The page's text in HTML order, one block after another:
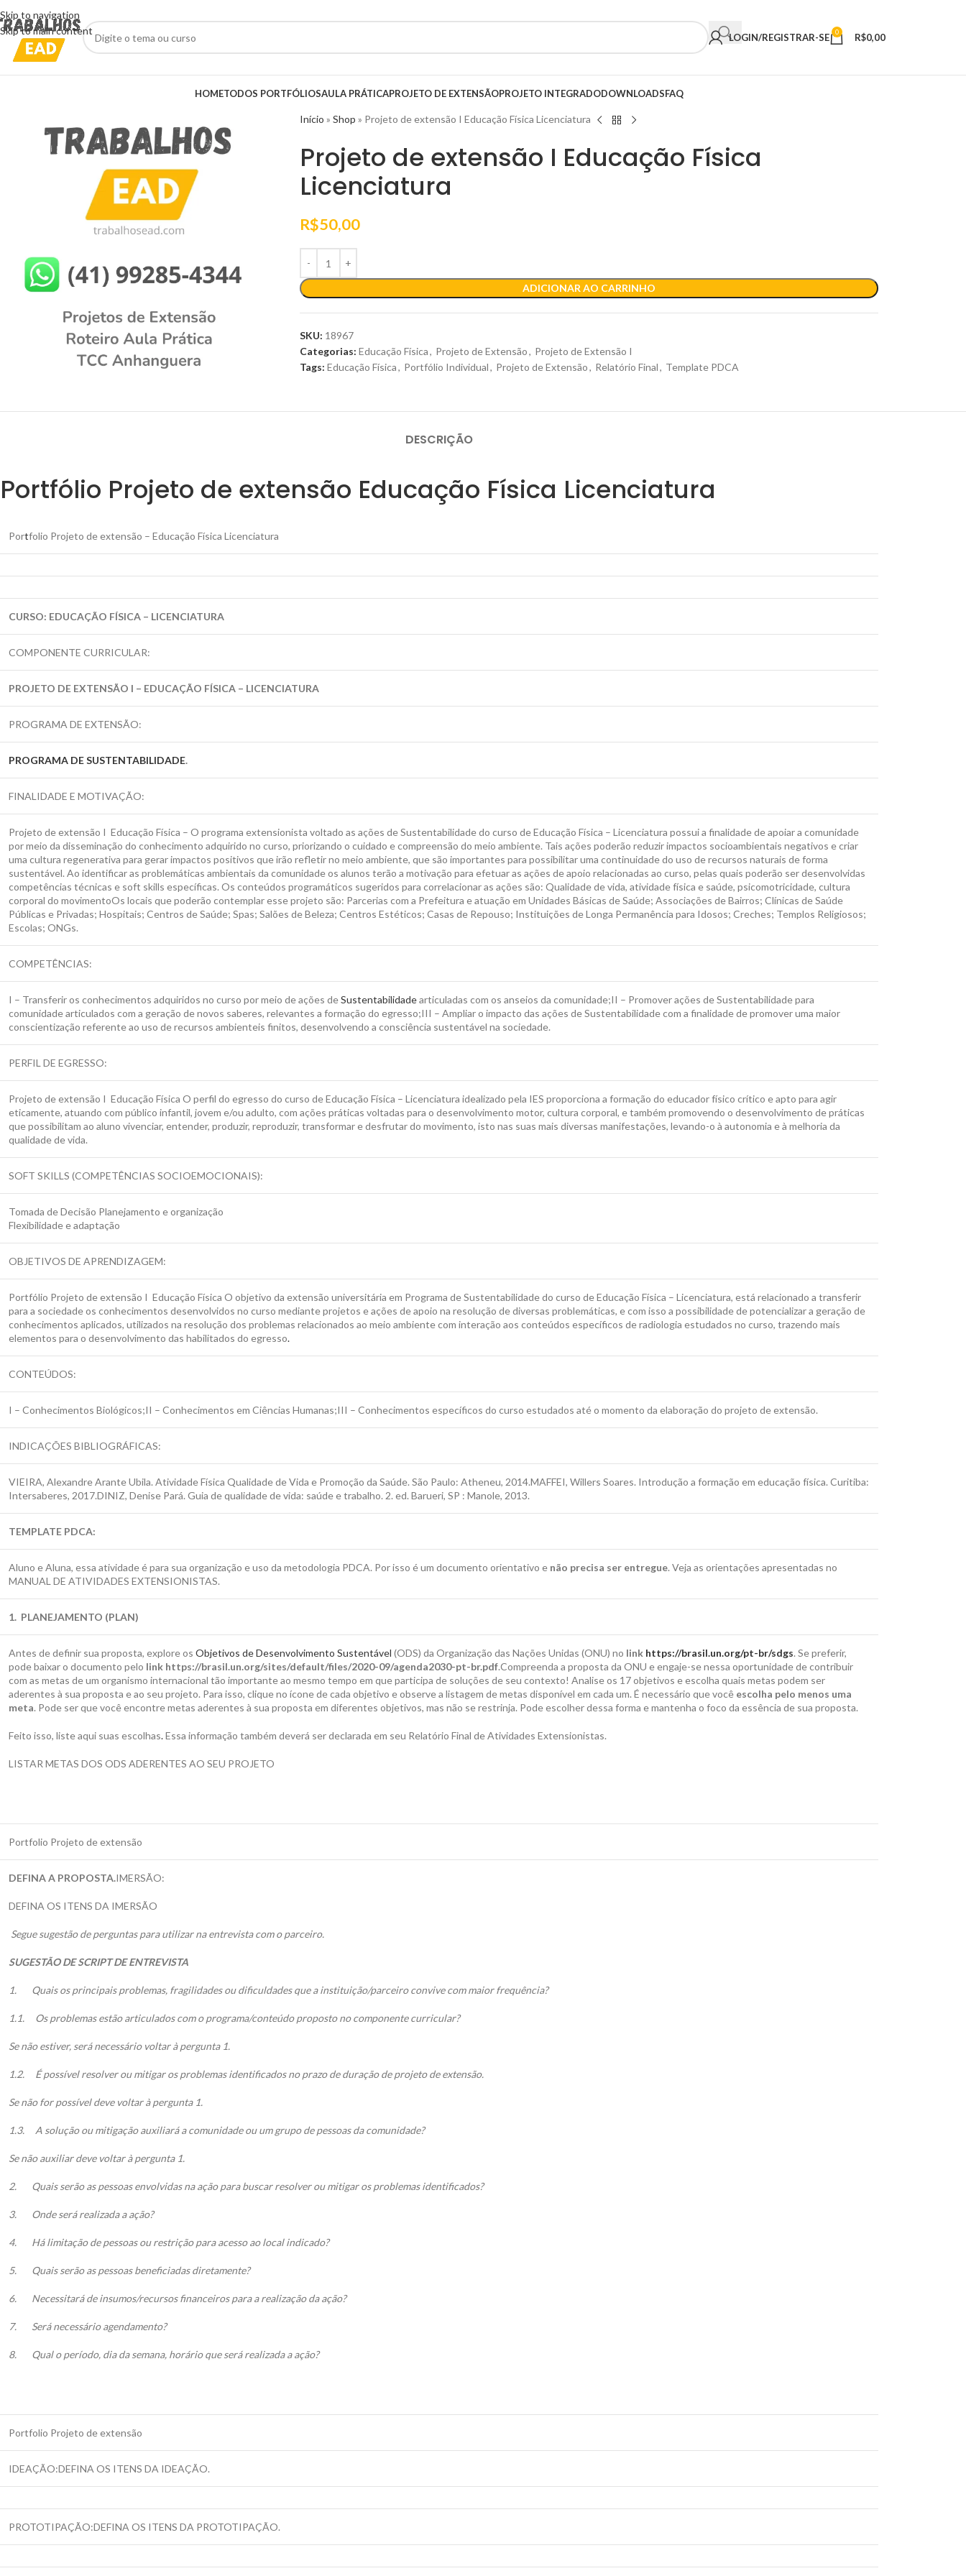
Skip to navigation
Skip to main content
LOGIN/REGISTRAR-SE 0 R$0,00
HOMETODOS PORTFÓLIOSAULA PRÁTICAPROJETO DE EXTENSÃOPROJETO INTEGRADODOWNLOADSFAQ
Início »Shop » Projeto de extensão I Educação Física Licenciatura
Projeto de extensão I Educação Física
Licenciatura
R$50,00
ADICIONAR AO CARRINHO
SKU: 18967
Categorias: Educação Física, Projeto de Extensão, Projeto de Extensão I
Tags: Educação Física, Portfólio Individual, Projeto de Extensão, Relatório Final, Template PDCA
DESCRIÇÃO
Portfólio Projeto de extensão Educação Física Licenciatura
Portfolio Projeto de extensão – Educação Física Licenciatura
CURSO: EDUCAÇÃO FÍSICA – LICENCIATURA
COMPONENTE CURRICULAR:
PROJETO DE EXTENSÃO I – EDUCAÇÃO FÍSICA – LICENCIATURA
PROGRAMA DE EXTENSÃO:
PROGRAMA DE SUSTENTABILIDADE.
FINALIDADE E MOTIVAÇÃO:
Projeto de extensão I Educação Física – O programa extensionista voltado as ações de Sustentabilidade do curso de Educação Física – Licenciatura possui a finalidade de apoiar a comunidade
por meio da disseminação do conhecimento adquirido no curso, priorizando o cuidado e compreensão do meio ambiente. Tais ações poderão reduzir impactos socioambientais negativos e criar
uma cultura regenerativa para gerar impactos positivos que irão refletir no meio ambiente, que são importantes para possibilitar uma continuidade do uso de recursos naturais de forma
sustentável. Ao identificar as problemáticas ambientais da comunidade os alunos terão a motivação para efetuar as ações de apoio relacionadas ao curso, pelas quais poderão ser desenvolvidas
competências técnicas e soft skills específicas. Os conteúdos programáticos sugeridos para correlacionar as ações são: Qualidade de vida, atividade física e saúde, psicomotricidade, cultura
corporal do movimentoOs locais que poderão contemplar esse projeto são: Parcerias com a Prefeitura e atuação em Unidades Básicas de Saúde; Associações de Bairros; Clínicas de Saúde
Públicas e Privadas; Hospitais; Centros de Saúde; Spas; Salões de Beleza; Centros Estéticos; Casas de Repouso; Instituições de Longa Permanência para Idosos; Creches; Templos Religiosos;
Escolas; ONGs.
COMPETÊNCIAS:
I – Transferir os conhecimentos adquiridos no curso por meio de ações deSustentabilidadearticuladas com os anseios da comunidade;II – Promover ações de Sustentabilidade para
comunidade articulados com a geração de novos saberes, relevantes a formação do egresso;III – Ampliar o impacto das ações de Sustentabilidade com a finalidade de promover uma maior
conscientização referente ao uso de recursos ambienteis finitos, desenvolvendo a consciência sustentável na sociedade.
PERFIL DE EGRESSO:
Projeto de extensão I Educação Física O perfil do egresso do curso de Educação Física – Licenciatura idealizado pela IES proporciona a formação do educador físico crítico e apto para agir
eticamente, atuando com público infantil, jovem e/ou adulto, com ações práticas voltadas para o desenvolvimento motor, cultura corporal, e também promovendo o desenvolvimento de práticas
que possibilitam ao aluno vivenciar, entender, produzir, reproduzir, transformar e desfrutar do movimento, isto nas suas mais diversas manifestações, levando-o à autonomia e à melhoria da
qualidade de vida.
SOFT SKILLS (COMPETÊNCIAS SOCIOEMOCIONAIS):
Tomada de Decisão Planejamento e organização
Flexibilidade e adaptação
OBJETIVOS DE APRENDIZAGEM:
Portfólio Projeto de extensão I Educação Física O objetivo da extensão universitária em Programa de Sustentabilidade do curso de Educação Física – Licenciatura, está relacionado a transferir
para a sociedade os conhecimentos desenvolvidos no curso mediante projetos e ações de apoio na resolução de diversas problemáticas, e com isso a possibilidade de potencializar a geração de
conhecimentos aplicados, utilizados na resolução dos problemas relacionados ao meio ambiente com interação aos conteúdos específicos de radiologia estudados no curso, trazendo mais
elementos para o desenvolvimento das habilitados do egresso.
CONTEÚDOS:
I – Conhecimentos Biológicos;II – Conhecimentos em Ciências Humanas;III – Conhecimentos específicos do curso estudados até o momento da elaboração do projeto de extensão.
INDICAÇÕES BIBLIOGRÁFICAS:
VIEIRA, Alexandre Arante Ubila. Atividade Física Qualidade de Vida e Promoção da Saúde. São Paulo: Atheneu, 2014.MAFFEI, Willers Soares. Introdução a formação em educação física. Curitiba:
Intersaberes, 2017.DINIZ, Denise Pará. Guia de qualidade de vida: saúde e trabalho. 2. ed. Barueri, SP : Manole, 2013.
TEMPLATE PDCA:
Aluno e Aluna, essa atividade é para sua organização e uso da metodologia PDCA. Por isso é um documento orientativo e não precisa ser entregue. Veja as orientações apresentadas no
MANUAL DE ATIVIDADES EXTENSIONISTAS.
1. PLANEJAMENTO (PLAN)
Antes de definir sua proposta, explore os Objetivos de Desenvolvimento Sustentável (ODS) da Organização das Nações Unidas (ONU) no link https://brasil.un.org/pt-br/sdgs. Se preferir,
pode baixar o documento pelo link https://brasil.un.org/sites/default/files/2020-09/agenda2030-pt-br.pdf.Compreenda a proposta da ONU e engaje-se nessa oportunidade de contribuir
com as metas de um organismo internacional tão importante ao mesmo tempo em que participa de soluções de seu contexto! Analise os 17 objetivos e escolha quais metas podem ser
aderentes à sua proposta e ao seu projeto. Para isso, clique no ícone de cada objetivo e observe a listagem de metas disponível em cada um. É necessário que você escolha pelo menos uma
meta. Pode ser que você encontre metas aderentes à sua proposta em diferentes objetivos, mas não se restrinja. Pode escolher dessa forma e mantenha o foco da essência de sua proposta.
Feito isso, liste aqui suas escolhas.Essa informação também deverá ser declarada em seu Relatório Final de Atividades Extensionistas.
LISTAR METAS DOS ODS ADERENTES AO SEU PROJETO
Portfolio Projeto de extensão
DEFINA A PROPOSTA.IMERSÃO:
DEFINA OS ITENS DA IMERSÃO
Segue sugestão de perguntas para utilizar na entrevista com o parceiro.
SUGESTÃO DE SCRIPT DE ENTREVISTA
1. Quais os principais problemas, fragilidades ou dificuldades que a instituição/parceiro convive com maior frequência?
1.1. Os problemas estão articulados com o programa/conteúdo proposto no componente curricular?
Se não estiver, será necessário voltar à pergunta 1.
1.2. É possível resolver ou mitigar os problemas identificados no prazo de duração de projeto de extensão.
Se não for possível deve voltar à pergunta 1.
1.3. A solução ou mitigação auxiliará a comunidade ou um grupo de pessoas da comunidade?
Se não auxiliar deve voltar à pergunta 1.
2. Quais serão as pessoas envolvidas na ação para buscar resolver ou mitigar os problemas identificados?
3. Onde será realizada a ação?
4. Há limitação de pessoas ou restrição para acesso ao local indicado?
5. Quais serão as pessoas beneficiadas diretamente?
6. Necessitará de insumos/recursos financeiros para a realização da ação?
7. Será necessário agendamento?
8. Qual o período, dia da semana, horário que será realizada a ação?
Portfolio Projeto de extensão
IDEAÇÃO:DEFINA OS ITENS DA IDEAÇÃO.
PROTOTIPAÇÃO:DEFINA OS ITENS DA PROTOTIPAÇÃO.